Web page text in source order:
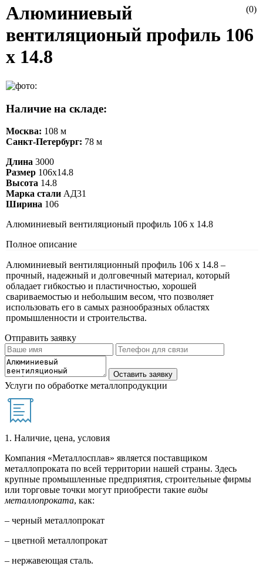
(0)
Алюминиевый
вентиляционый профиль 106
х 14.8
Наличие на складе:
Москва: 108 м
Санкт-Петербург: 78 м
Длина 3000
Размер 106х14.8
Высота 14.8
Марка стали АД31
Ширина 106
Алюминиевый вентиляционый профиль 106 х 14.8
Полное описание
Алюминиевый вентиляционный профиль 106 х 14.8 –
прочный, надежный и долговечный материал, который
обладает гибкостью и пластичностью, хорошей
свариваемостью и небольшим весом, что позволяет
использовать его в самых разнообразных областях
промышленности и строительства.
Отправить заявку
Услуги по обработке металлопродукции
1. Наличие, цена, условия
Компания «Металлосплав» является поставщиком
металлопроката по всей территории нашей страны. Здесь
крупные промышленные предприятия, строительные фирмы
или торговые точки могут приобрести такие виды
металлопроката, как:
– черный металлопрокат
– цветной металлопрокат
– нержавеющая сталь.